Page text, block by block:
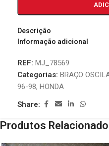
Descrição
Informação adicional
REF: MJ_78569
Categorias: BRAÇO
96-98, HONDA
Share:
Produtos